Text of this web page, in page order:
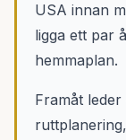
USA innan
ligga ett par
hemmaplan.
Framåt